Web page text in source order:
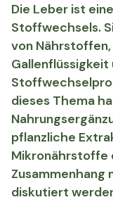
Die Leber ist
Stoffwechsels.
von
Gallenflüssigkeit
dieses Thema
pflanzliche
Mikronährstoffe
diskutiert